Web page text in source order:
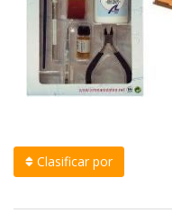
Clasificar por